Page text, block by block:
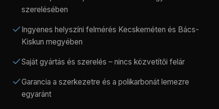
szerelésében
Ingyenes helyszíni felmérés Kecskeméten és Bács-
Kiskun megyében
Saját gyártás és szerelés – nincs közvetítői felár
Garancia a szerkezetre és a polikarbonát lemezre
egyaránt